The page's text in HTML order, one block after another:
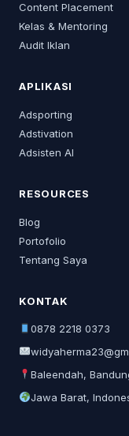
Content Placement
Kelas & Mentoring
Audit Iklan
APLIKASI
Adsporting
Adstivation
Adsisten AI
RESOURCES
Blog
Portofolio
Tentang Saya
KONTAK
0878 2218 0373
Baleendah,
Jawa Barat,